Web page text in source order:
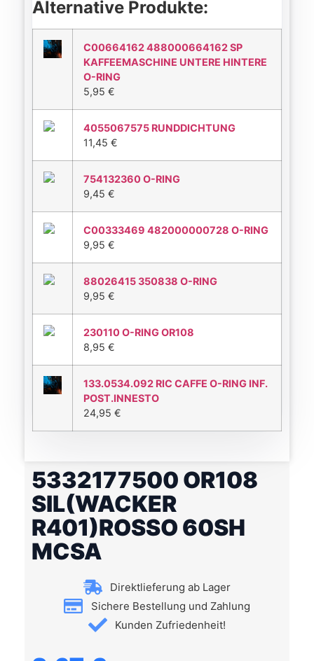
Alternative Produkte:
C00664162 488000664162 SP
KAFFEEMASCHINE UNTERE HINTERE
O-RING
5,95 €
4055067575 RUNDDICHTUNG
11,45 €
754132360 O-RING
9,45 €
C00333469 482000000728 O-RING
9,95 €
88026415 350838 O-RING
9,95 €
230110 O-RING OR108
8,95 €
133.0534.092 RIC CAFFE O-RING INF.
POST.INNESTO
24,95 €
5332177500 OR108
SIL(WACKER
R401)ROSSO 60SH
MCSA
Direktlieferung ab Lager
Sichere Bestellung und Zahlung
Kunden Zufriedenheit!